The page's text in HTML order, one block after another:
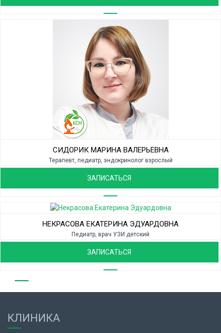
СИДОРИК МАРИНА ВАЛЕРЬЕВНА
Терапевт, педиатр, эндокринолог взрослый
ЗАПИСАТЬСЯ
НЕКРАСОВА ЕКАТЕРИНА ЭДУАРДОВНА
Педиатр, врач УЗИ детский
ЗАПИСАТЬСЯ
КЛИНИКА